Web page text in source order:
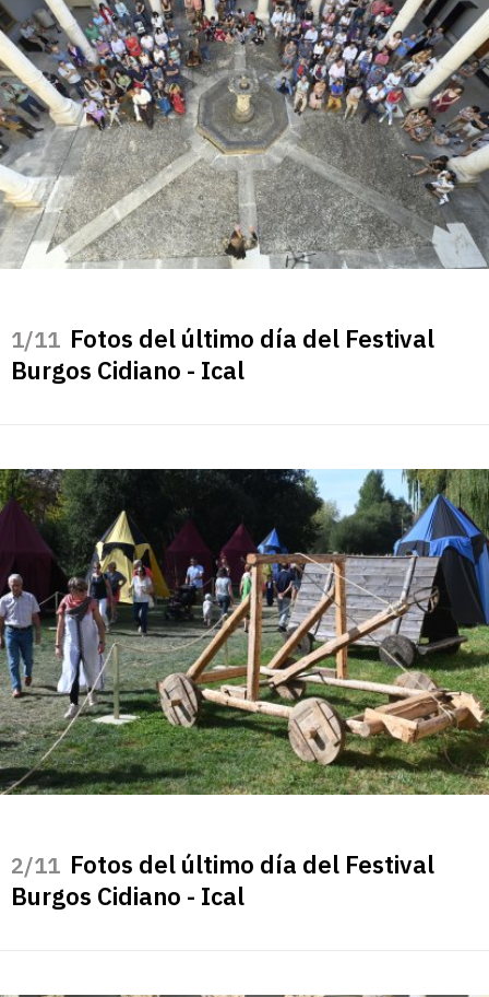
/11 Fotos del último día del Festival
Burgos Cidiano - Ical
/11 Fotos del último día del Festival
Burgos Cidiano - Ical